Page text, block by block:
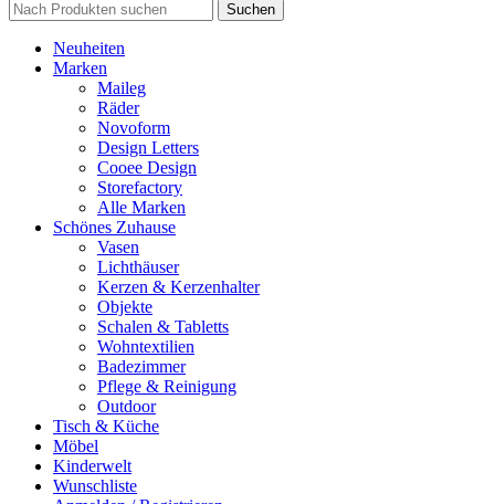
Suchen
Neuheiten
Marken
Maileg
Räder
Novoform
Design Letters
Cooee Design
Storefactory
Alle Marken
Schönes Zuhause
Vasen
Lichthäuser
Kerzen & Kerzenhalter
Objekte
Schalen & Tabletts
Wohntextilien
Badezimmer
Pflege & Reinigung
Outdoor
Tisch & Küche
Möbel
Kinderwelt
Wunschliste